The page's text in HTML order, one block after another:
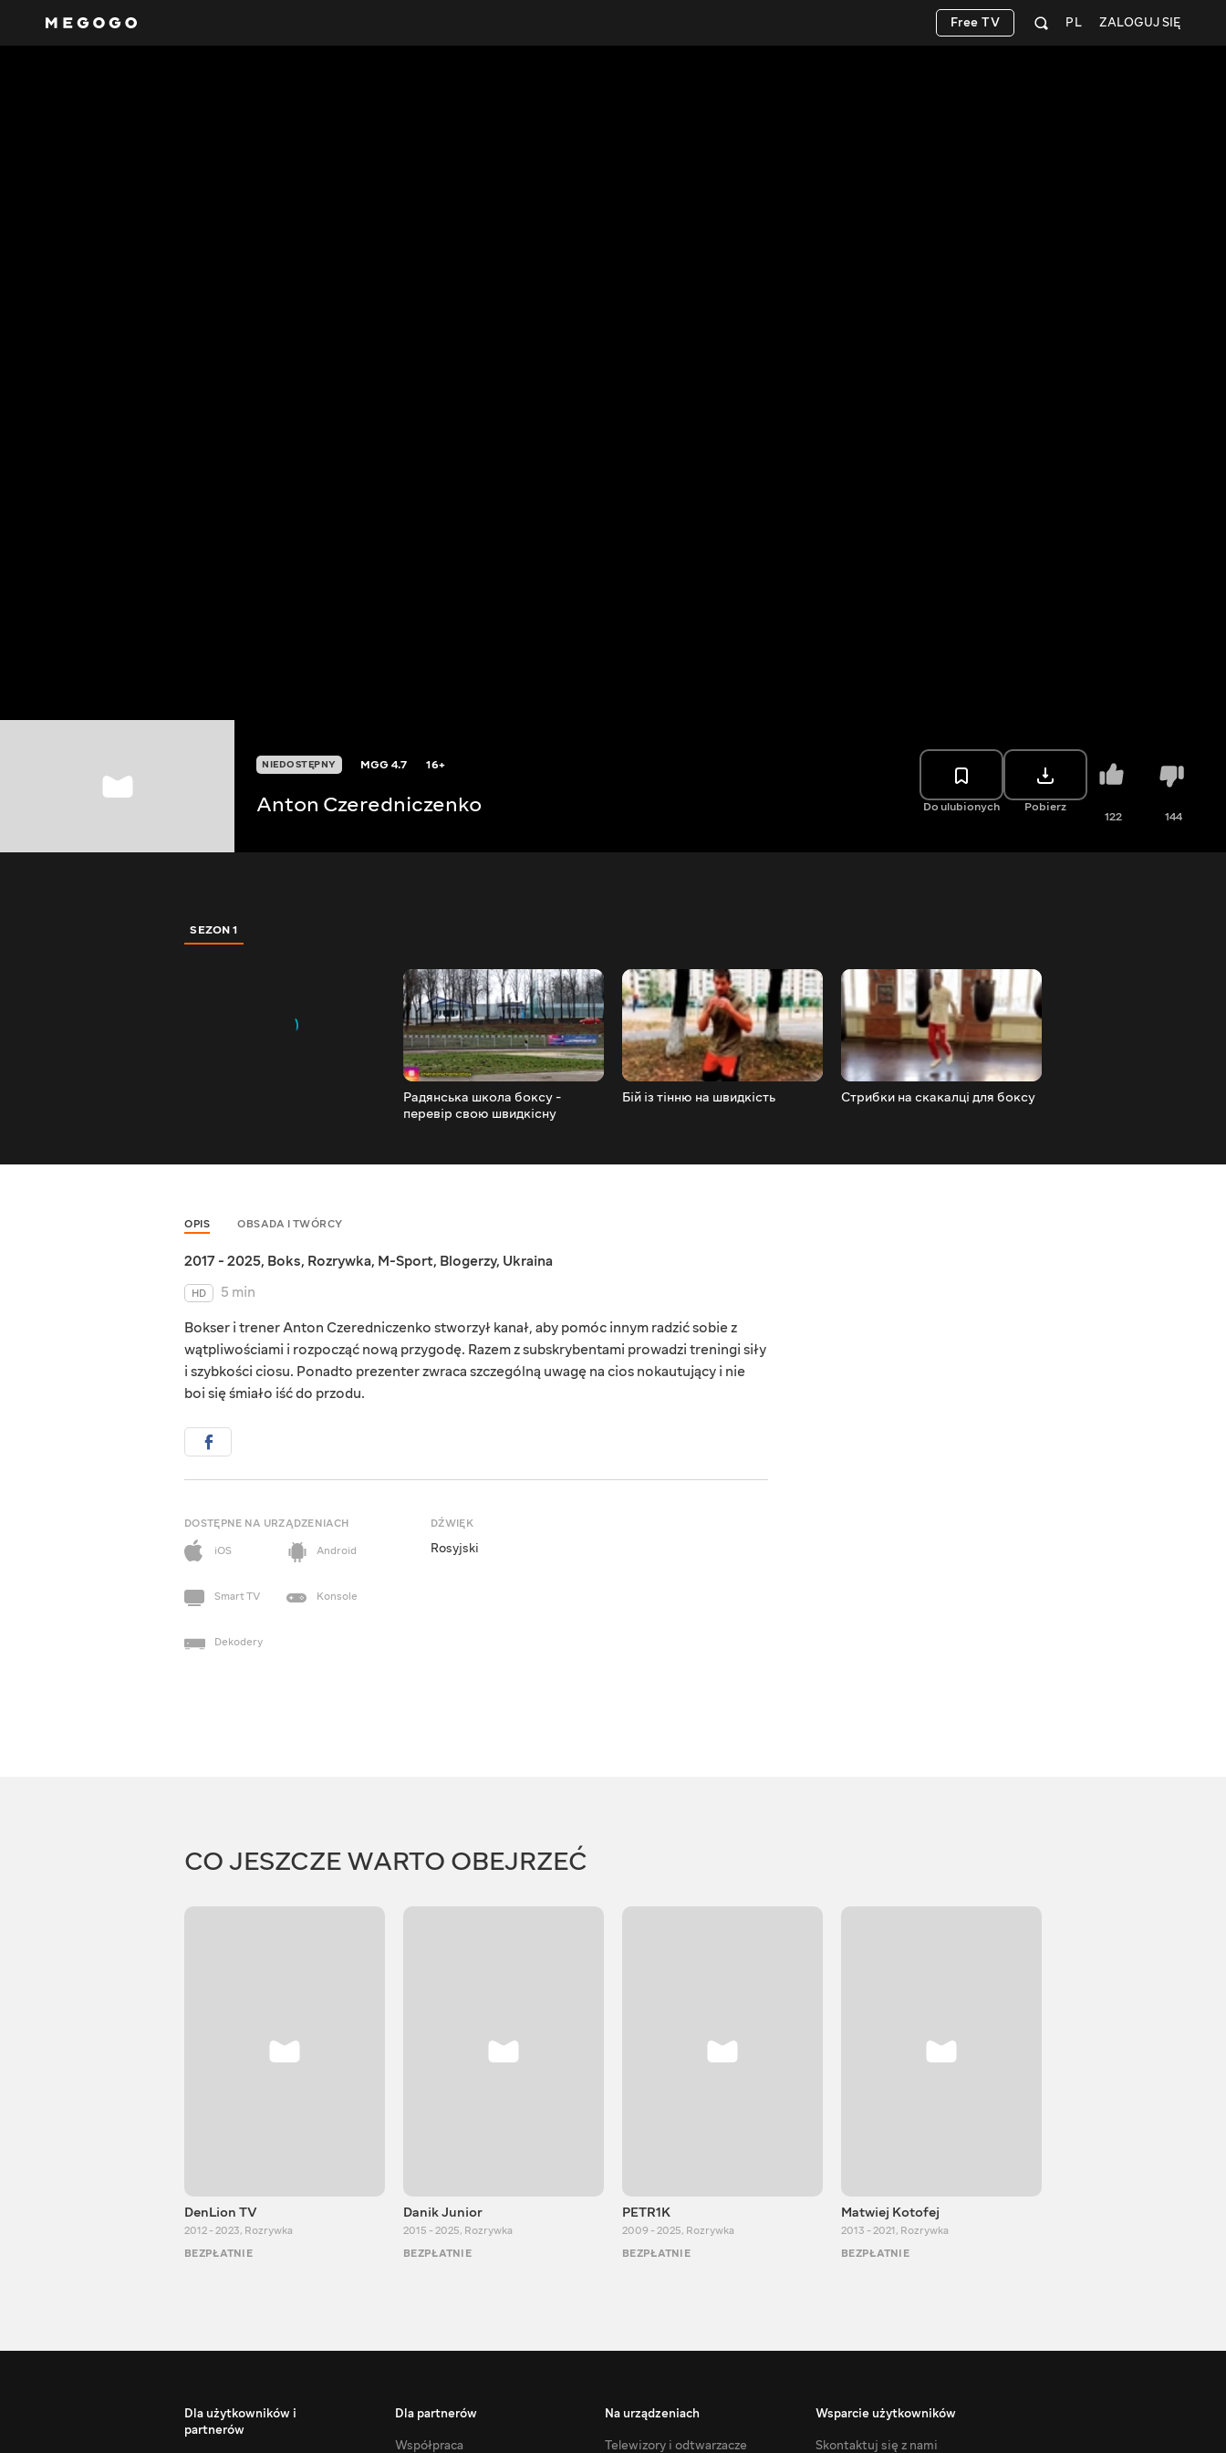
ZALOGUJ SIĘ
PL
Free TV
NIEDOSTĘPNY MGG4.7 16+
Anton Czeredniczenko Do ulubionych Pobierz
122 144
SEZON 1
Радянська школа боксу -
перевір свою швидкісну
Бій із тінню на швидкість Стрибки на скакалці для боксу
OPIS OBSADA I TWÓRCY
2017 - 2025, Boks, Rozrywka, M-Sport, Blogerzy, Ukraina
HD
5 min
Bokser i trener Anton Czeredniczenko stworzył kanał, aby pomóc innym radzić sobie z
wątpliwościami i rozpocząć nową przygodę. Razem z subskrybentami prowadzi treningi siły
i szybkości ciosu. Ponadto prezenter zwraca szczególną uwagę na cios nokautujący i nie
boi się śmiało iść do przodu.
DOSTĘPNE NA URZĄDZENIACH
iOS
Android
Smart TV Konsole
Dekodery
DŹWIĘK
Rosyjski
CO JESZCZE WARTO OBEJRZEĆ
DenLion TV
2012 - 2023, Rozrywka
BEZPŁATNIE
Danik Junior
2015 - 2025, Rozrywka
BEZPŁATNIE
PETR1K
2009 - 2025, Rozrywka
BEZPŁATNIE
Matwiej Kotofej
2013 - 2021, Rozrywka
BEZPŁATNIE
Dla użytkowników i
partnerów
Dla partnerów
Współpraca
Na urządzeniach
Telewizory i odtwarzacze
Wsparcie użytkowników
Skontaktuj się z nami